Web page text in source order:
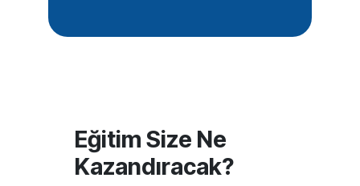
Eğitim Size Ne
Kazandıracak?